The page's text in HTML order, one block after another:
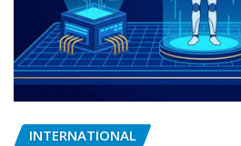
INTERNATIONAL